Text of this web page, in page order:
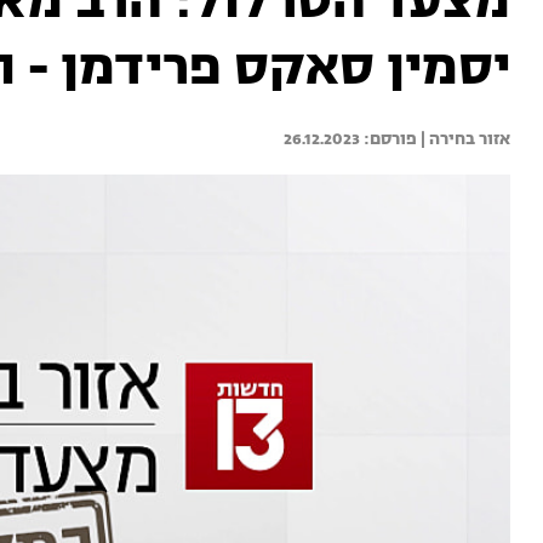
יסמין סאקס פרידמן -
אזור בחירה | 26.12.2023